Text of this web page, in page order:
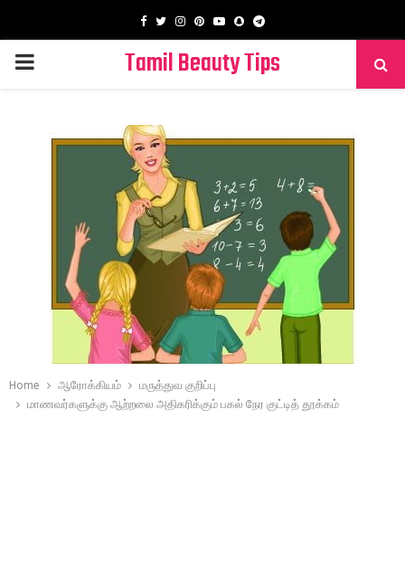
Facebook
TwitterInstagram
PinterestYoutube
SnapchatTelegram
PRIMARY
Tamil Beauty Tips
Home ஆரோக்கியம்
மருத்துவ குறிப்பு
மாணவர்களுக்கு ஆற்றலை அதிகரிக்கும் பகல் நேர குட்டித் தூக்கம்